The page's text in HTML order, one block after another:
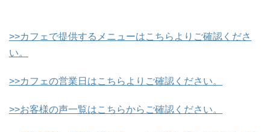
>>カフェで提供するメニューはこちらよりご確認くださ
い。
>>カフェの営業日はこちらよりご確認ください。
>>お客様の声一覧はこちらからご確認ください。